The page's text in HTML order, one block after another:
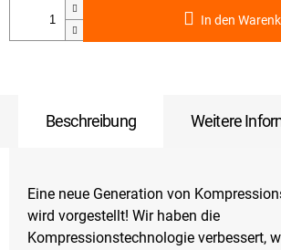
In den
Beschreibung Weitere
Eine neue Generation von
wird vorgestellt! Wir haben die
Kompressionstechnologie verbessert,